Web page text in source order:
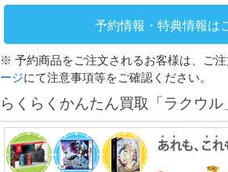
予約情報・特典情報は
※ 予約商品をご注文されるお客様は、ご注
ージにて注意事項等をご確認ください。
らくらくかんたん買取「ラクウル